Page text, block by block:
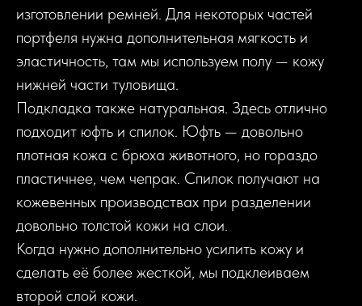
изготовлении ремней. Для некоторых частей
портфеля нужна дополнительная мягкость и
эластичность, там мы используем полу — кожу
нижней части туловища.
Подкладка также натуральная. Здесь отлично
подходит юфть и спилок. Юфть — довольно
плотная кожа с брюха животного, но гораздо
пластичнее, чем чепрак. Спилок получают на
кожевенных производствах при разделении
довольно толстой кожи на слои.
Когда нужно дополнительно усилить кожу и
сделать её более жесткой, мы подклеиваем
второй слой кожи.